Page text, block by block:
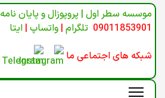
موسسه سطر اول | پروپوزال و پایان نامه
09011853901 تلگرام | واتساپ | ایتا
شبکه های اجتماعی ما